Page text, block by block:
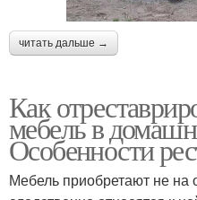
читать дальше →
Как
мебель в
Особенности
Мебель приобретают не на